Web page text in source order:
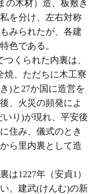
の木材）造、板敷き
を分け、左右対称
みられたが、各建
色である。
つくられた内裏は、
焼、ただちに木工寮
)と27か国に造営を
、火災の頻発によ
り)が現れ、平安後
住み、儀式のとき
ら里内裏として造
1227年（安貞1）
。建武(けんむ)の新